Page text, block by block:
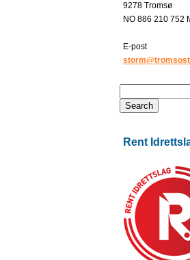
9278 Tromsø
NO 886 210 752
E-post
Rent